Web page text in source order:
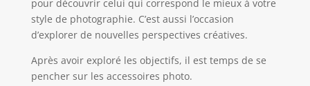
pour découvrir celui qui correspond le mieux à votre
style de photographie. C’est aussi l’occasion
d’explorer de nouvelles perspectives créatives.
Après avoir exploré les objectifs, il est temps de se
pencher sur les accessoires photo.